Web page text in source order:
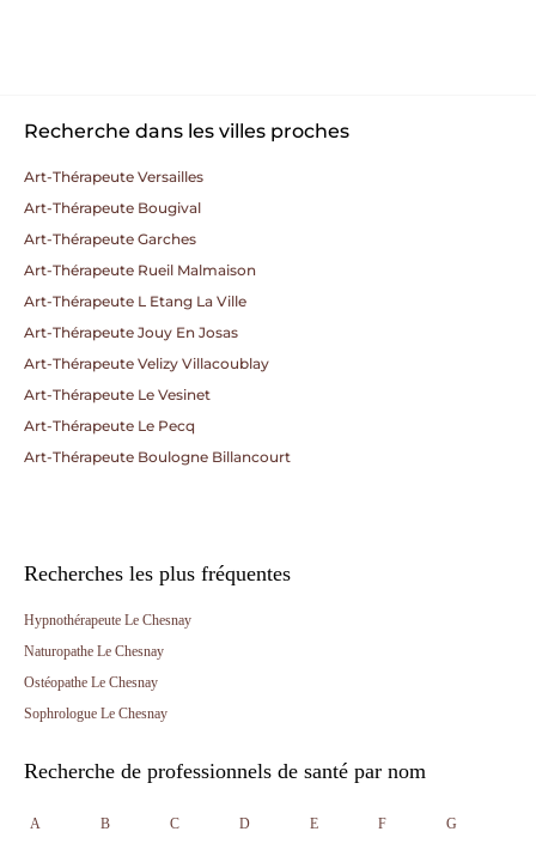
Recherche dans les villes proches
Art-Thérapeute Versailles
Art-Thérapeute Bougival
Art-Thérapeute Garches
Art-Thérapeute Rueil Malmaison
Art-Thérapeute L Etang La Ville
Art-Thérapeute Jouy En Josas
Art-Thérapeute Velizy Villacoublay
Art-Thérapeute Le Vesinet
Art-Thérapeute Le Pecq
Art-Thérapeute Boulogne Billancourt
Recherches les plus fréquentes
Hypnothérapeute Le Chesnay
Naturopathe Le Chesnay
Ostéopathe Le Chesnay
Sophrologue Le Chesnay
Recherche de professionnels de santé par nom
A B C D E F G